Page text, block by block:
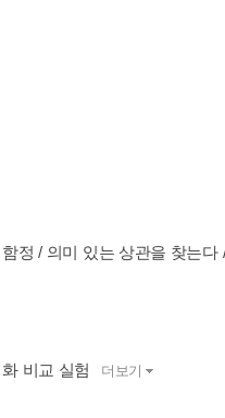
정 / 의미 있는 상관을 찾는
비교 실험
더보기